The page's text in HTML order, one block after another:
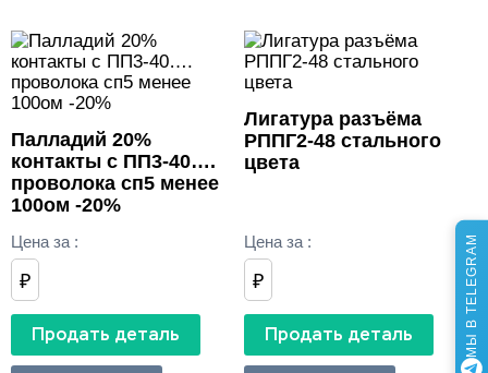
Палладий 20%
контакты с ПП3-40….
проволока сп5 менее
100ом -20%
Цена за :
₽
Продать деталь
Лигатура разъёма
РППГ2-48 стального
цвета
Цена за :
₽
Продать деталь МЫ В TELEGRAM